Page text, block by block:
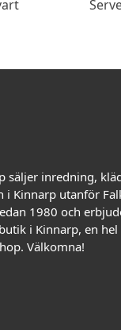
säljer inredning,
i Kinnarp utanför
1980 och
i Kinnarp, en
Välkomna!